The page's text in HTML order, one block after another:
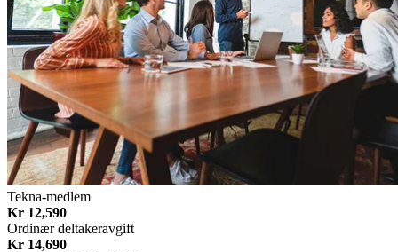
Tekna-medlem
Kr 12,590
Ordinær deltakeravgift
Kr 14,690